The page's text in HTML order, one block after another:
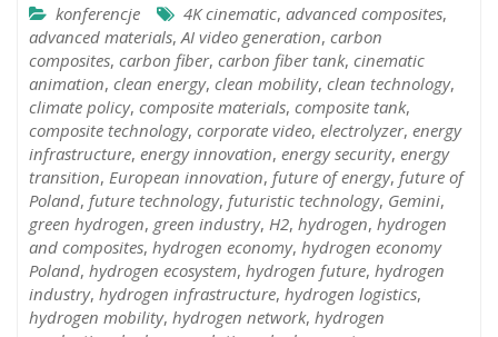
konferencje 4K cinematic, advanced composites,
advanced materials, AI video generation, carbon
composites, carbon fiber, carbon fiber tank, cinematic
animation, clean energy, clean mobility, clean technology,
climate policy, composite materials, composite tank,
composite technology, corporate video, electrolyzer, energy
infrastructure, energy innovation, energy security, energy
transition, European innovation, future of energy, future of
Poland, future technology, futuristic technology, Gemini,
green hydrogen, green industry, H2, hydrogen, hydrogen
and composites, hydrogen economy, hydrogen economy
Poland, hydrogen ecosystem, hydrogen future, hydrogen
industry, hydrogen infrastructure, hydrogen logistics,
hydrogen mobility, hydrogen network, hydrogen